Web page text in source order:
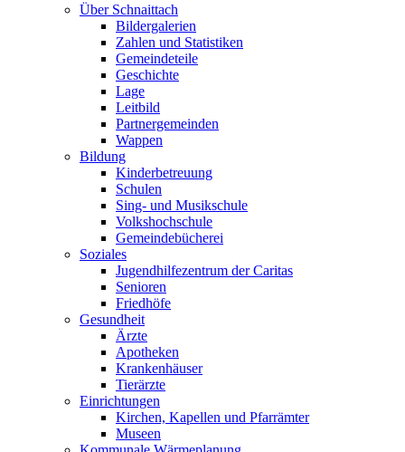
Über Schnaittach
Bildergalerien
Zahlen und Statistiken
Gemeindeteile
Geschichte
Lage
Leitbild
Partnergemeinden
Wappen
Bildung
Kinderbetreuung
Schulen
Sing- und Musikschule
Volkshochschule
Gemeindebücherei
Soziales
Jugendhilfezentrum der Caritas
Senioren
Friedhöfe
Gesundheit
Ärzte
Apotheken
Krankenhäuser
Tierärzte
Einrichtungen
Kirchen, Kapellen und Pfarrämter
Museen